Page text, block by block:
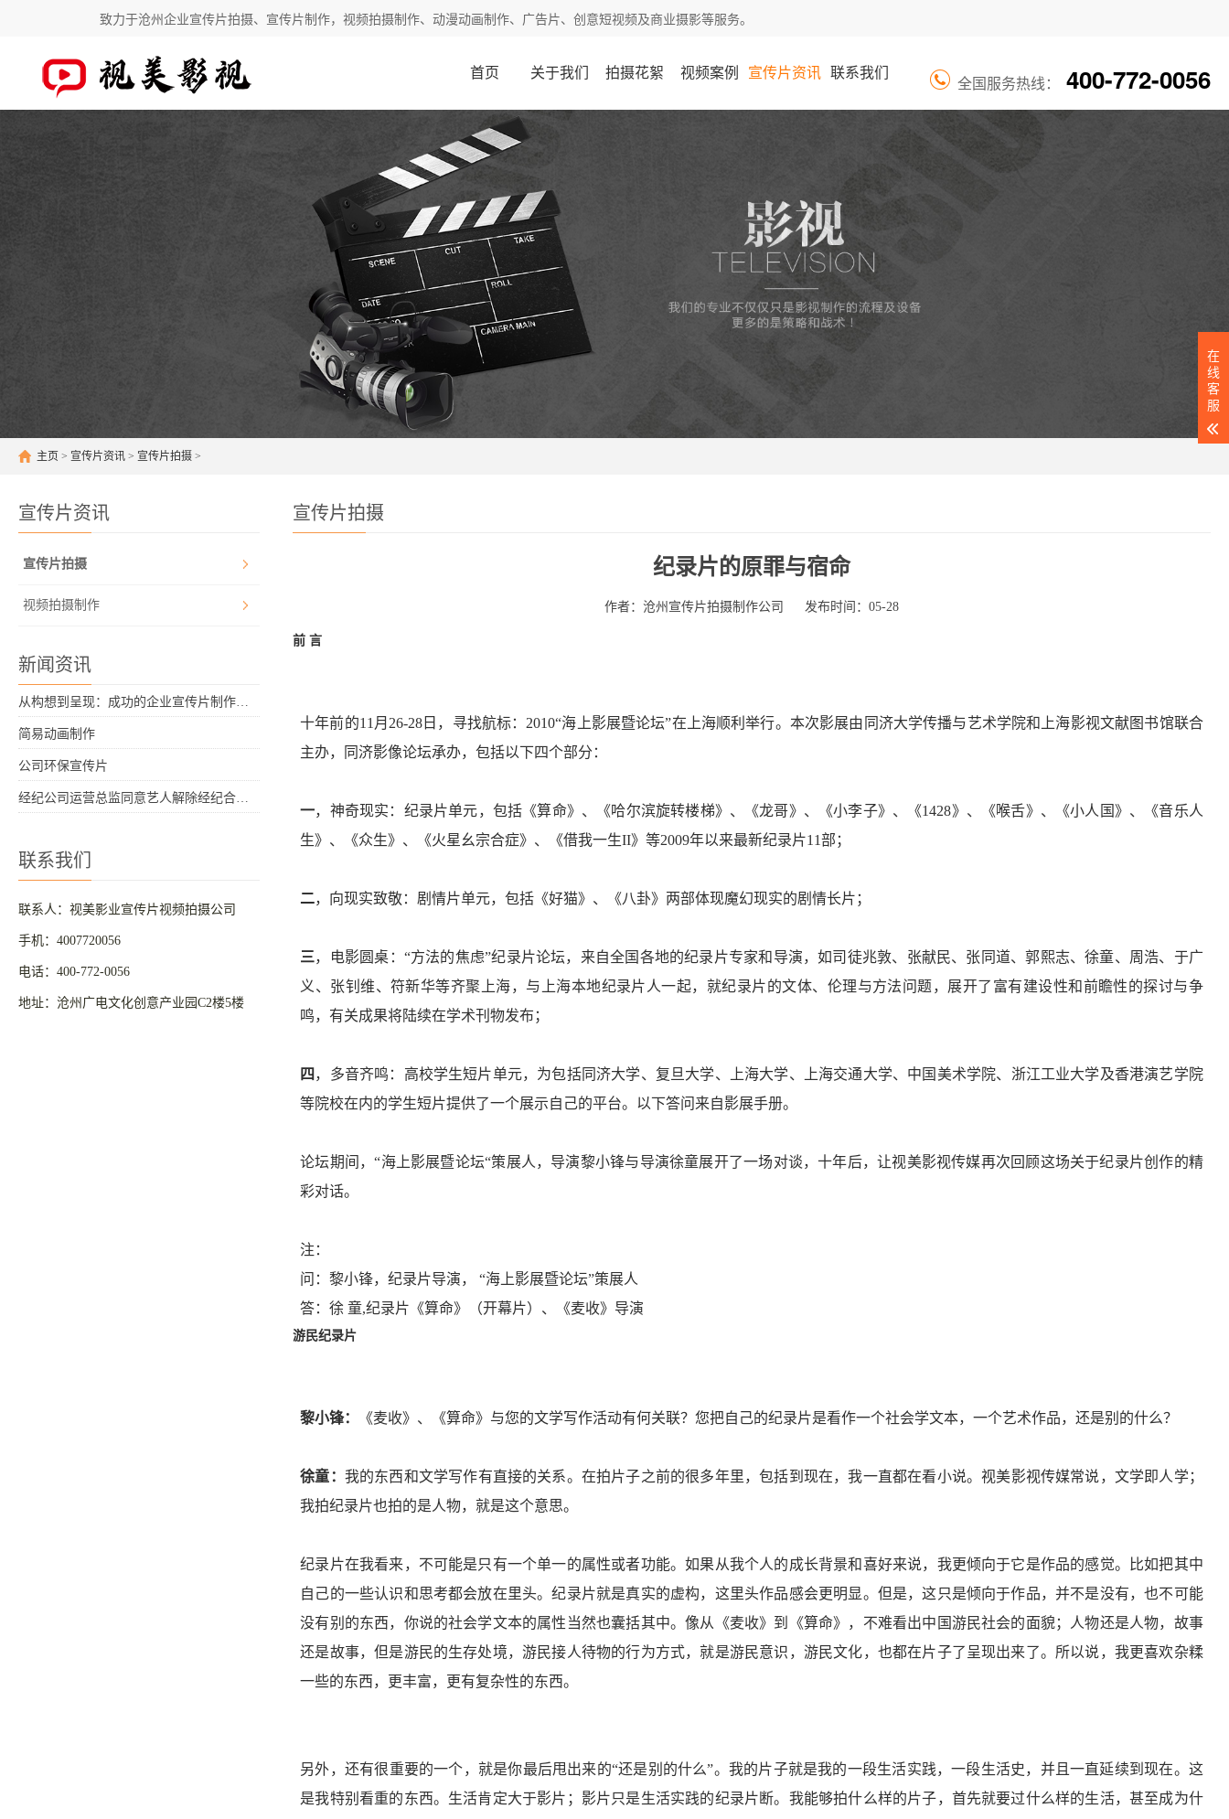
致力于沧州企业宣传片拍摄、宣传片制作，视频拍摄制作、动漫动画制作、广告片、创意短视频及商业摄影等服务。
全国服务热线： 400-772-0056
首页 关于我们 拍摄花絮 视频案例 宣传片资讯 联系我们
主页 > 宣传片资讯 > 宣传片拍摄 >
宣传片资讯
宣传片拍摄
视频拍摄制作
新闻资讯
从构想到呈现：成功的企业宣传片制作之路
简易动画制作
公司环保宣传片
经纪公司运营总监同意艺人解除经纪合同的请求，合同能否解除？
联系我们
联系人：视美影业宣传片视频拍摄公司
手机：4007720056
电话：400-772-0056
地址：沧州广电文化创意产业园C2楼5楼
宣传片拍摄
纪录片的原罪与宿命
作者：沧州宣传片拍摄制作公司 发布时间：05-28
前 言
十年前的11月26-28日，寻找航标：2010“海上影展暨论坛”在上海顺利举行。本次影展由同济大学传播与艺术学院和上海影视文献图书馆联合
主办，同济影像论坛承办，包括以下四个部分：
一，神奇现实：纪录片单元，包括《算命》、《哈尔滨旋转楼梯》、《龙哥》、《小李子》、《1428》、《喉舌》、《小人国》、《音乐人
生》、《众生》、《火星幺宗合症》、《借我一生II》等2009年以来最新纪录片11部；
二，向现实致敬：剧情片单元，包括《好猫》、《八卦》两部体现魔幻现实的剧情长片；
三，电影圆桌：“方法的焦虑”纪录片论坛，来自全国各地的纪录片专家和导演，如司徒兆敦、张献民、张同道、郭熙志、徐童、周浩、于广
义、张钊维、符新华等齐聚上海，与上海本地纪录片人一起，就纪录片的文体、伦理与方法问题，展开了富有建设性和前瞻性的探讨与争
鸣，有关成果将陆续在学术刊物发布；
四 ，多音齐鸣：高校学生短片单元，为包括同济大学、复旦大学、上海大学、上海交通大学、中国美术学院、浙江工业大学及香港演艺学院
等院校在内的学生短片提供了一个展示自己的平台。以下答问来自影展手册。
论坛期间，“海上影展暨论坛“策展人，导演黎小锋与导演徐童展开了一场对谈，十年后，让视美影视传媒再次回顾这场关于纪录片创作的精
彩对话。
注：
问：黎小锋，纪录片导演， “海上影展暨论坛”策展人
答：徐 童,纪录片《算命》（开幕片）、《麦收》导演
游民纪录片
黎小锋： 《麦收》、《算命》与您的文学写作活动有何关联？您把自己的纪录片是看作一个社会学文本，一个艺术作品，还是别的什么？
徐童： 我的东西和文学写作有直接的关系。在拍片子之前的很多年里，包括到现在，我一直都在看小说。视美影视传媒常说，文学即人学；
我拍纪录片也拍的是人物，就是这个意思。
纪录片在我看来，不可能是只有一个单一的属性或者功能。如果从我个人的成长背景和喜好来说，我更倾向于它是作品的感觉。比如把其中
自己的一些认识和思考都会放在里头。纪录片就是真实的虚构，这里头作品感会更明显。但是，这只是倾向于作品，并不是没有，也不可能
没有别的东西，你说的社会学文本的属性当然也囊括其中。像从《麦收》到《算命》，不难看出中国游民社会的面貌；人物还是人物，故事
还是故事，但是游民的生存处境，游民接人待物的行为方式，就是游民意识，游民文化，也都在片子了呈现出来了。所以说，我更喜欢杂糅
一些的东西，更丰富，更有复杂性的东西。
另外，还有很重要的一个，就是你最后甩出来的“还是别的什么”。我的片子就是我的一段生活实践，一段生活史，并且一直延续到现在。这
是我特别看重的东西。生活肯定大于影片；影片只是生活实践的纪录片断。我能够拍什么样的片子，首先就要过什么样的生活，甚至成为什
在
线
客
服